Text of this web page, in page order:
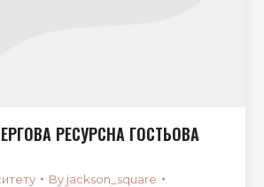
РЕСУРСНА ГОСТЬОВА
By jackson_square